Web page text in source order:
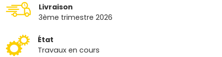
Livraison
3ème trimestre 2026
État
Travaux en cours